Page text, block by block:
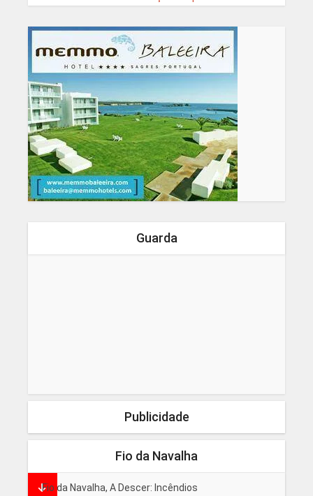
Guarda
Publicidade
Fio da Navalha
Fio da Navalha, A Descer: Incêndios